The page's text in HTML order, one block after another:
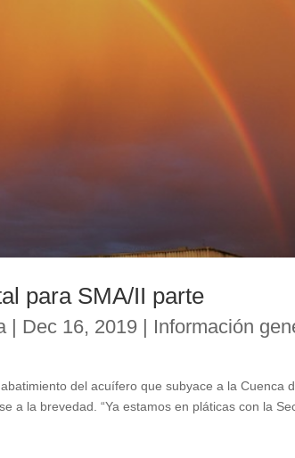
para SMA/II parte
| Dec 16, 2019 | Información
del acuífero que subyace a la Cuenca
a la brevedad. “Ya estamos en pláticas con la